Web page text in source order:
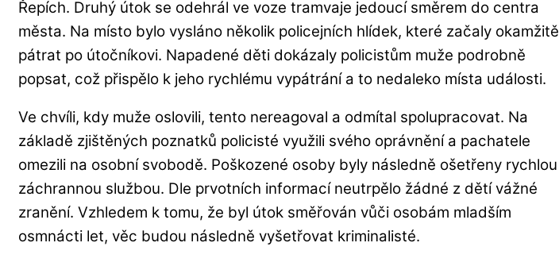
Řepích. Druhý útok se odehrál ve voze tramvaje jedoucí směrem do centra
města. Na místo bylo vysláno několik policejních hlídek, které začaly okamžitě
pátrat po útočníkovi. Napadené děti dokázaly policistům muže podrobně
popsat, což přispělo k jeho rychlému vypátrání a to nedaleko místa události.
Ve chvíli, kdy muže oslovili, tento nereagoval a odmítal spolupracovat. Na
základě zjištěných poznatků policisté využili svého oprávnění a pachatele
omezili na osobní svobodě. Poškozené osoby byly následně ošetřeny rychlou
záchrannou službou. Dle prvotních informací neutrpělo žádné z dětí vážné
zranění. Vzhledem k tomu, že byl útok směřován vůči osobám mladším
osmnácti let, věc budou následně vyšetřovat kriminalisté.